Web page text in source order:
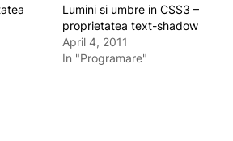
Lumini si umbre in CSS3 –
proprietatea text-shadow
April 4, 2011
In "Programare"